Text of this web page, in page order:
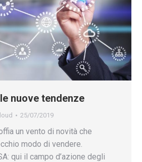
nuove tendenze
25/07/2019
un vento di novità che
modo di vendere.
qui il campo d’azione degli